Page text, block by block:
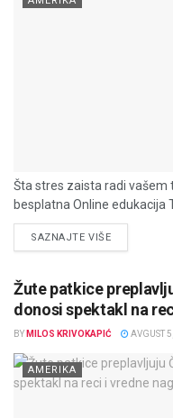
Šta stres zaista radi vašem
besplatna Online edukacija
SAZNAJTE VIŠEDETAILS
Žute patkice
donosi spektakl na
BY MILOS KRIVOKAPIĆ AVGUST
AMERIKA